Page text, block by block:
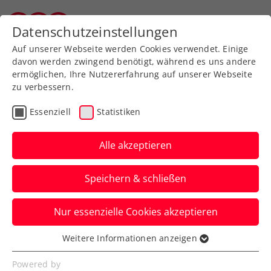
Zurück zur Newsübersicht
Turniere
Generali Open Kitzbühel:
Qualifikation mit ÖTV-
Quartett
Jurij Rodionov, Sandro Kopp, Neil
Oberleitner und Nico Hipfl sind beim
ATP-Turnier in Tirol am Start.
Verfasst von: Presseaussendung / Redaktion, 18.07.2025
Datenschutzeinstellungen
Auf unserer Webseite werden Cookies verwendet. Einige
davon werden zwingend benötigt, während es uns andere
ermöglichen, Ihre Nutzererfahrung auf unserer Webseite
zu verbessern.
Essenziell Statistiken
Alle akzeptieren
Speichern & schließen
Nur essenzielle Cookies akzeptieren
Essenziell
Essenzielle Cookies werden für grundlegende
Weitere Informationen anzeigen
Powered by